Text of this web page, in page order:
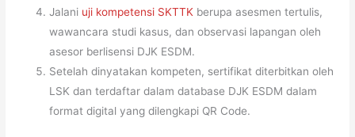
Jalani uji kompetensi SKTTK berupa asesmen tertulis,
wawancara studi kasus, dan observasi lapangan oleh
asesor berlisensi DJK ESDM.
Setelah dinyatakan kompeten, sertifikat diterbitkan oleh
LSK dan terdaftar dalam database DJK ESDM dalam
format digital yang dilengkapi QR Code.